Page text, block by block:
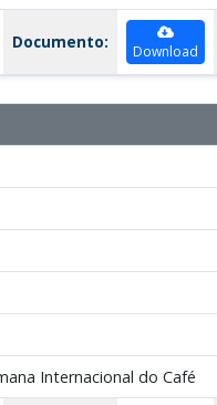
Documento: Download
Internacional do Café